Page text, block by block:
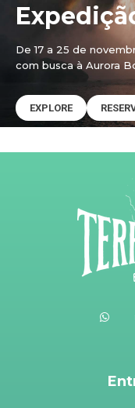
De 17 a 25 de
com busca à Aurora
EXPLORE